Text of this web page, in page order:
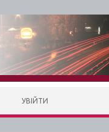
УВІЙТИ